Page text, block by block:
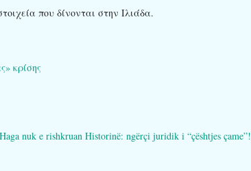
που δίνονται στην Ιλιάδα.
κρίσης
nuk e rishkruan Historinë: ngërçi juridik i “çështjes çame”!